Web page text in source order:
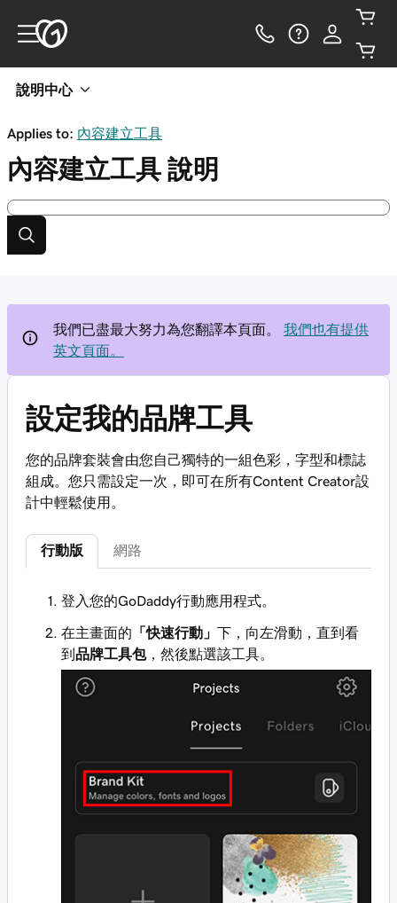
說明中心
Applies to: 內容建立工具
內容建立工具 說明
我們已盡最大努力為您翻譯本頁面。
我們也有提供
英文頁面。
設定我的品牌工具
您的品牌套裝會由您自己獨特的一組色彩，字型和標誌
組成。您只需設定一次，即可在所有Content Creator設
計中輕鬆使用。
行動版 網路
登入您的GoDaddy行動應用程式。
在主畫面的 「快速行動」 下，向左滑動，直到看
到 品牌工具包，然後點選該工具。